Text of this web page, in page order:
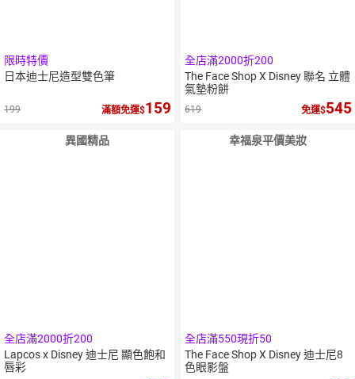
限時特價
日本迪士尼造型雙色筆
199 滿額免運 159
全店滿2000折200
The Face Shop X Disney 聯名 立體
氣墊粉餅
619 免運 545
異國精品
全店滿2000折200
Lapcos x Disney 迪士尼 顯色飽和
唇彩
幸福泉平價美妝
全店滿550現折50
The Face Shop X Disney 迪士尼8
色眼影盤